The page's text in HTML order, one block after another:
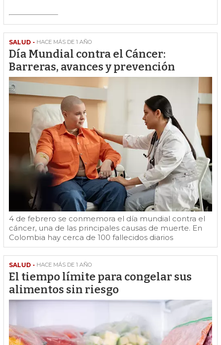
SALUD - HACE MÁS DE 1 AÑO
Día Mundial contra el Cáncer:
Barreras, avances y prevención
4 de febrero se conmemora el día mundial contra el
cáncer, una de las principales causas de muerte. En
Colombia hay cerca de 100 fallecidos diarios
SALUD - HACE MÁS DE 1 AÑO
El tiempo límite para congelar sus
alimentos sin riesgo